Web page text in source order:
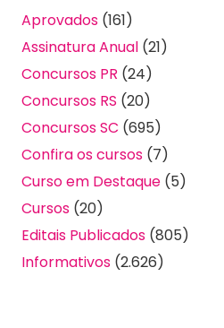
Aprovados (161)
Assinatura Anual (21)
Concursos PR (24)
Concursos RS (20)
Concursos SC (695)
Confira os cursos (7)
Curso em Destaque (5)
Cursos (20)
Editais Publicados (805)
Informativos (2.626)